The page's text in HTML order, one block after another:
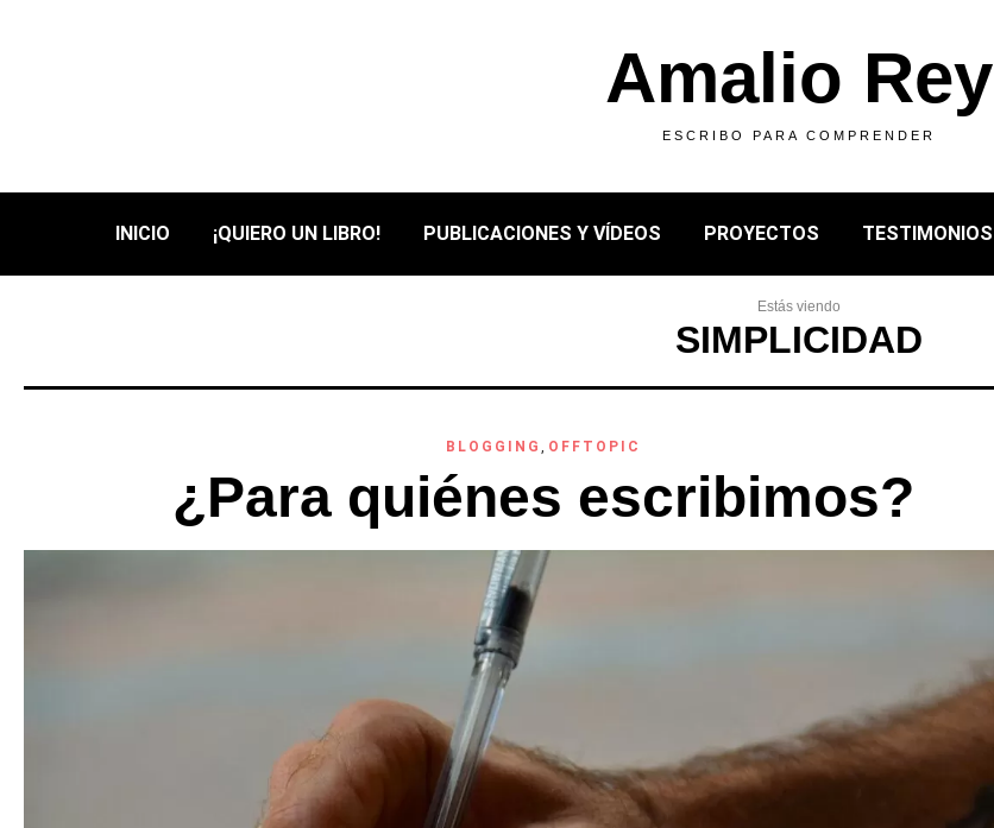
Amalio Rey
ESCRIBO PARA COMPRENDER
INICIO ¡QUIERO UN LIBRO! PUBLICACIONES Y VÍDEOS PROYECTOS TESTIMONIOS
Estás viendo
SIMPLICIDAD
BLOGGING , OFFTOPIC
¿Para quiénes escribimos?